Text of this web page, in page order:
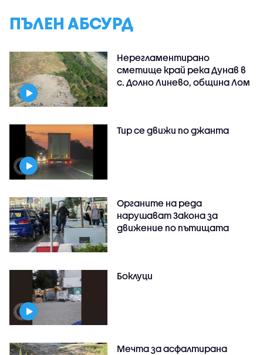
ПЪЛЕН АБСУРД
Нерегламентирано
сметище край река Дунав в
с. Долно Линево, община Лом
Тир се движи по джанта
Органите на реда
нарушават Закона за
движение по пътищата
Боклуци
Мечта за асфалтирана